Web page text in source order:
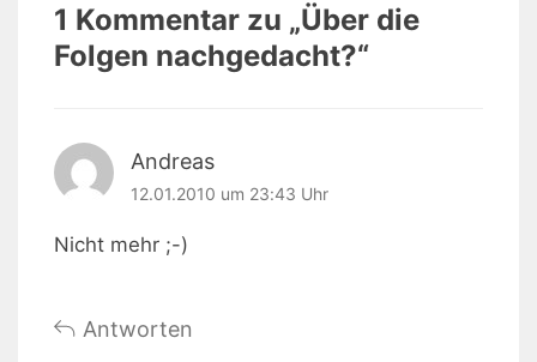
1 Kommentar zu „Über die
Folgen nachgedacht?“
Andreas
12.01.2010 um 23:43 Uhr
Nicht mehr ;-)
Antworten